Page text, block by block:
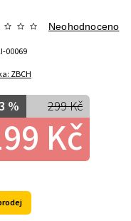
ZBCH
Neohodnoceno
299 Kč
%
Kč
00069